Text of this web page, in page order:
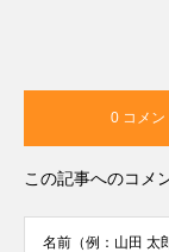
0 コメン
この記事へのコメ
名前（例：山田 太